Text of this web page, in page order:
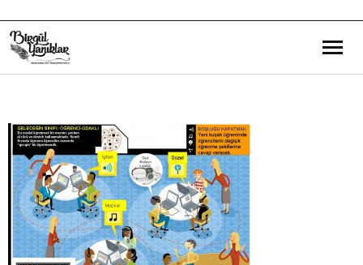
Eğitim Yazılarım
Gezi ve Kültür Yazılarım
Röportajlarım
Destek Olduğum Projeler